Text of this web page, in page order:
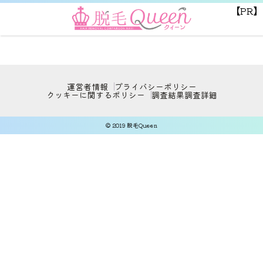
【PR】
運営者情報 プライバシーポリシー
クッキーに関するポリシー 調査結果調査詳細
© 2019 脱毛Queen